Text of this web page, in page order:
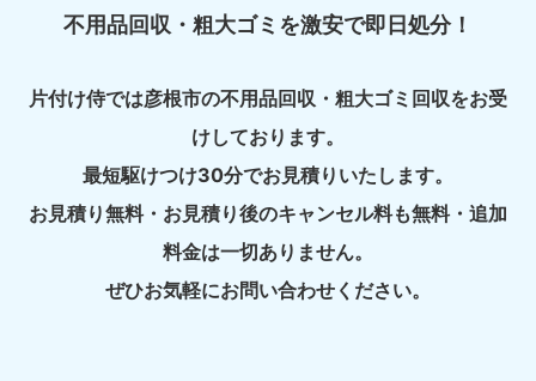
不用品回収・粗大ゴミを激安で即日処分！
片付け侍では彦根市の不用品回収・粗大ゴミ回収をお受
けしております。
最短駆けつけ30分でお見積りいたします。
お見積り無料・お見積り後のキャンセル料も無料・追加
料金は一切ありません。
ぜひお気軽にお問い合わせください。